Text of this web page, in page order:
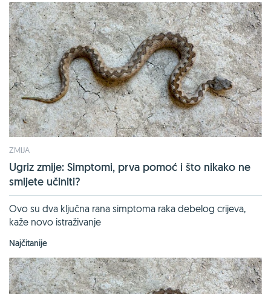
ZMIJA
Ugriz zmije: Simptomi, prva pomoć i što nikako ne
smijete učiniti?
Ovo su dva ključna rana simptoma raka debelog crijeva,
kaže novo istraživanje
Najčitanije